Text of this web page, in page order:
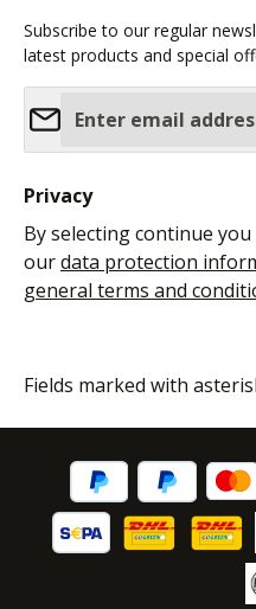
Subscribe to our regular
latest products and special
Privacy
By selecting continue
ourdata protection
general terms and
Fields marked with